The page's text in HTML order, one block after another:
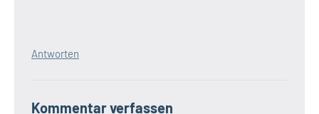
Antworten
Kommentar verfassen